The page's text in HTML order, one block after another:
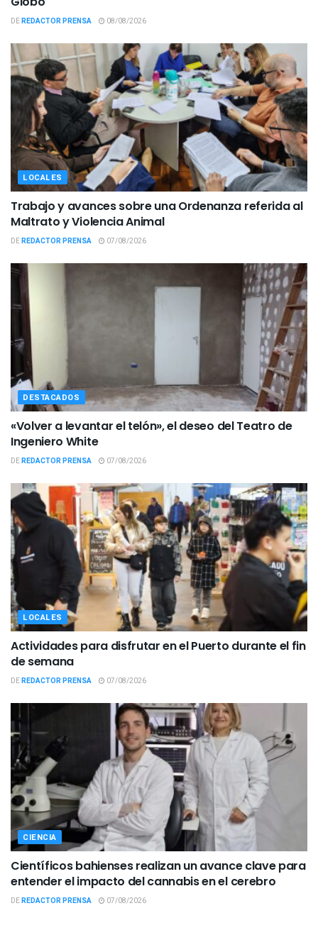
DEREDACTOR PRENSA 08/08/2026
LOCALES
Trabajo y avances sobre una Ordenanza referida al
Maltrato y Violencia Animal
DEREDACTOR PRENSA 07/08/2026
DESTACADOS
«Volver a levantar el telón», el deseo del Teatro de
Ingeniero White
DEREDACTOR PRENSA 07/08/2026
LOCALES
Actividades para disfrutar en el Puerto durante el fin
de semana
DEREDACTOR PRENSA 07/08/2026
CIENCIA
Científicos bahienses realizan un avance clave para
entender el impacto del cannabis en el cerebro
DEREDACTOR PRENSA 07/08/2026